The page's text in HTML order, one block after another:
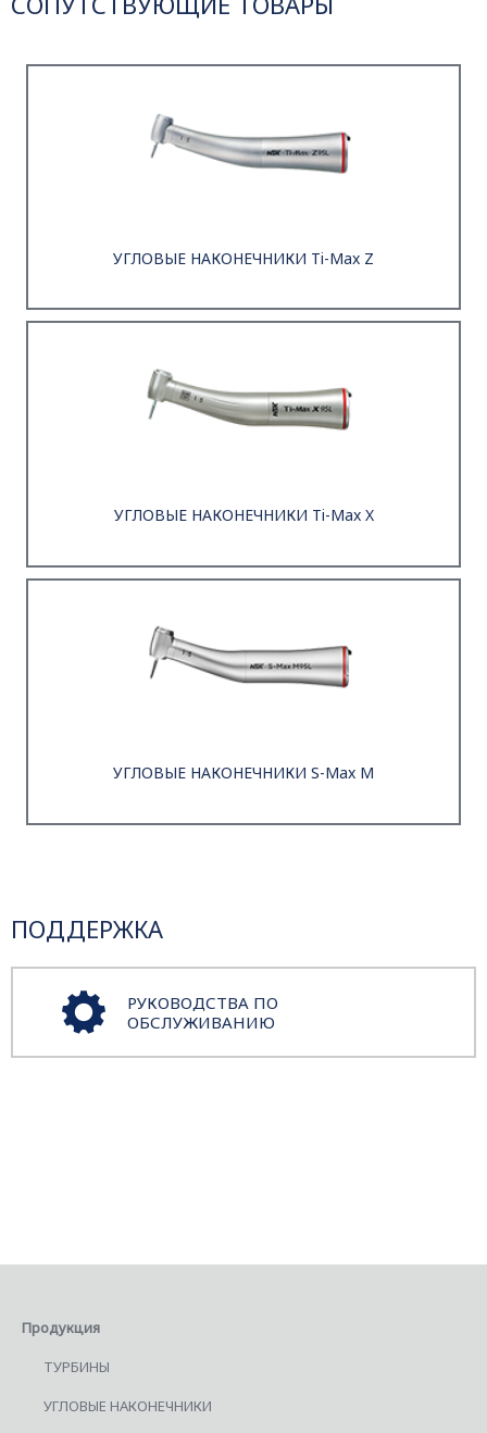
УГЛОВЫЕ НАКОНЕЧНИКИ Ti-Max Z
УГЛОВЫЕ НАКОНЕЧНИКИ Ti-Max X
УГЛОВЫЕ НАКОНЕЧНИКИ S-Max M
ПОДДЕРЖКА
РУКОВОДСТВА ПО
ОБСЛУЖИВАНИЮ
Продукция
ТУРБИНЫ
УГЛОВЫЕ НАКОНЕЧНИКИ